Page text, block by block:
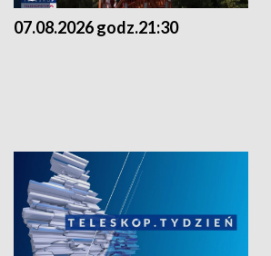
07.08.2026 godz.21:30